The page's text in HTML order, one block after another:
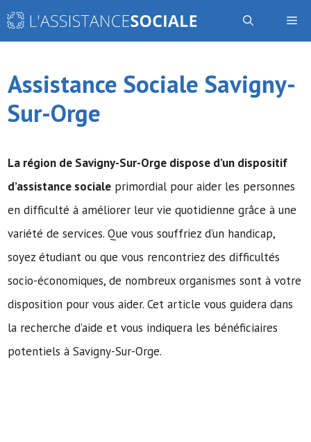
Aller
Assistance Sociale Savigny-
Sur-Orge
La région de Savigny-Sur-Orge dispose d’un dispositif
d’assistance sociale primordial pour aider les personnes
en difficulté à améliorer leur vie quotidienne grâce à une
variété de services. Que vous souffriez d’un handicap,
soyez étudiant ou que vous rencontriez des difficultés
socio-économiques, de nombreux organismes sont à votre
disposition pour vous aider. Cet article vous guidera dans
la recherche d’aide et vous indiquera les bénéficiaires
potentiels à Savigny-Sur-Orge.